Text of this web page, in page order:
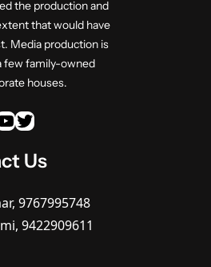
the production and
that would have
Media production is
few family-owned
houses.
Twitter
Us
9767995748
9422909611